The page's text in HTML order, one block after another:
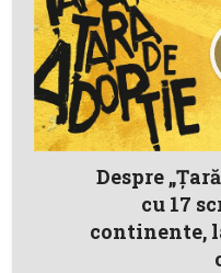
Despre
cu 17
continente,